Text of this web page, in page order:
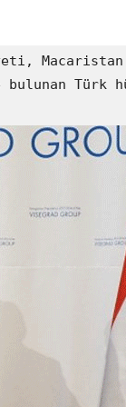
Macaristan
Türk